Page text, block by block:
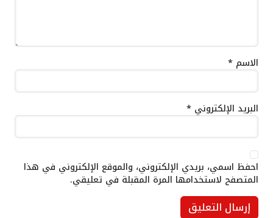
الاسم *
البريد الإلكتروني *
احفظ اسمي، بريدي الإلكتروني، والموقع الإلكتروني في هذا
المتصفح لاستخدامها المرة المقبلة في تعليقي.